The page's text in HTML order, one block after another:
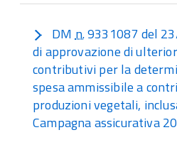
DMn.9331087 del
di approvazione di
contributivi per la
spesa ammissibile a
produzioni vegetali,
Campagna assicurativa